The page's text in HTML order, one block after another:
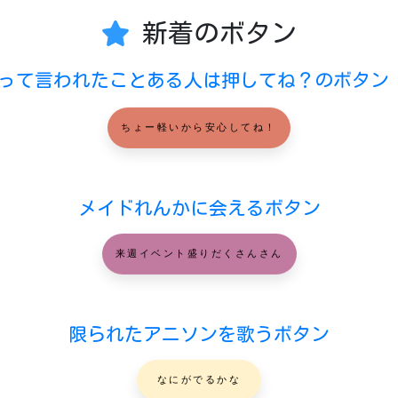
新着のボタン
て言われたことある人は押してね？のボタン
ちょー軽いから安心してね！
メイドれんかに会えるボタン
来週イベント盛りだくさんさん
限られたアニソンを歌うボタン
なにがでるかな